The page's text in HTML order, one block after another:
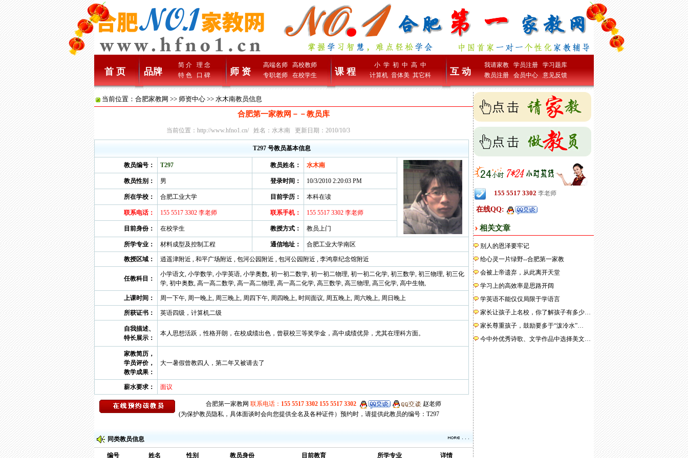
首 页 品牌
简 介
理 念
特 色
口 碑 师 资
高端名师
高校教师
专职老师
在校学生 课 程
小 学 初 中 高 中
计算机 音体美 其它科 互 动
我请家教 学员注册
学习题库
教员注册
会员中心 意见反馈
当前位置： 合肥家教网 >> 师资中心 >> 水木南教员信息
合肥第一家教网－－教员库
当前位置： http://www.hfno1.cn/ 姓名：水木南 更新日期：2010/10/3
T297 号教员基本信息
教员编号： T297 教员姓名： 水木南
教员性别： 男 登录时间： 10/3/2010 2:20:03 PM
所在学校： 合肥工业大学 目前学历： 本科在读
联系电话： 155 5517 3302 李老师 联系手机： 155 5517 3302 李老师
目前身份： 在校学生 教授方式： 教员上门
所学专业： 材料成型及控制工程 通信地址： 合肥工业大学南区
教授区域： 逍遥津附近 , 和平广场附近 , 包河公园附近 , 包河公园附近 , 李鸿章纪念馆附近
任教科目：
小学语文, 小学数学, 小学英语, 小学奥数, 初一初二数学, 初一初二物理, 初一初二化学, 初三数学, 初三物理, 初三化
学, 初中奥数, 高一高二数学, 高一高二物理, 高一高二化学, 高三数学, 高三物理, 高三化学, 高中生物,
上课时间： 周一下午, 周一晚上, 周三晚上, 周四下午, 周四晚上, 时间面议, 周五晚上, 周六晚上, 周日晚上
所获证书： 英语四级，计算机二级
自我描述、
特长展示：
本人思想活跃，性格开朗，在校成绩出色，曾获校三等奖学金，高中成绩优异，尤其在理科方面。
家教简历，
学员评价，
教学成果：
大一暑假曾教四人，第二年又被请去了
薪水要求： 面议
(为保护教员隐私，具体面谈时会向您提供全名及各种证件）预约时，请提供此教员的编号：T297
同类教员信息
编号 姓名 性别 教员身份 目前教育 所学专业 详情
155 5517 3302 李老师
在线QQ:
相关文章
别人的恩泽要牢记
给心灵一片绿野--合肥第一家教
会被上帝遗弃，从此离开天堂
学习上的高效率是思路开阔
学英语不能仅仅局限于学语言
家长让孩子上名校，你了解孩子有多少…
家长尊重孩子，鼓励要多于“泼冷水”…
今中外优秀诗歌、文学作品中选择美文…